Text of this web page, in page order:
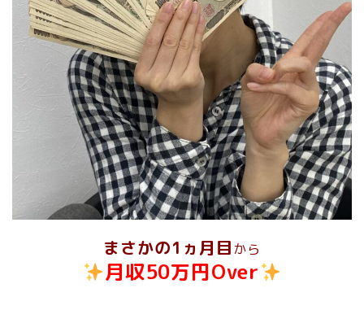
まさかの1ヵ月目 から
月収50万円Over